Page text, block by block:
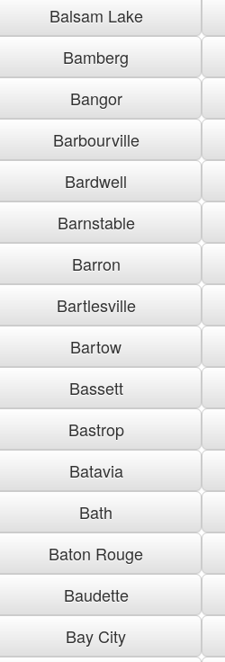
Balsam Lake
Bamberg
Bangor
Barbourville
Bardwell
Barnstable
Barron
Bartlesville
Bartow
Bassett
Bastrop
Batavia
Bath
Baton Rouge
Baudette
Bay City